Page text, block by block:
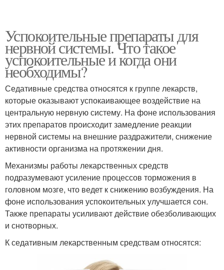
Успокоительные препараты для
нервной системы. Что такое
успокоительные и когда они
необходимы?
Седативные средства относятся к группе лекарств,
которые оказывают успокаивающее воздействие на
центральную нервную систему. На фоне использования
этих препаратов происходит замедление реакции
нервной системы на внешние раздражители, снижение
активности организма на протяжении дня.
Механизмы работы лекарственных средств
подразумевают усиление процессов торможения в
головном мозге, что ведет к снижению возбуждения. На
фоне использования успокоительных улучшается сон.
Также препараты усиливают действие обезболивающих
и снотворных.
К седативным лекарственным средствам относятся: